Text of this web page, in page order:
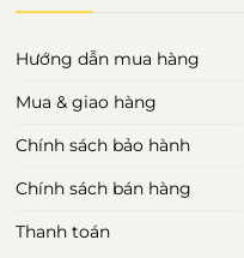
Hướng dẫn mua hàng
Mua & giao hàng
Chính sách bảo hành
Chính sách bán hàng
Thanh toán